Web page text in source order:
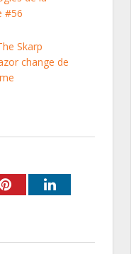
#56
Skarp
change de
PinterestLinkedIn